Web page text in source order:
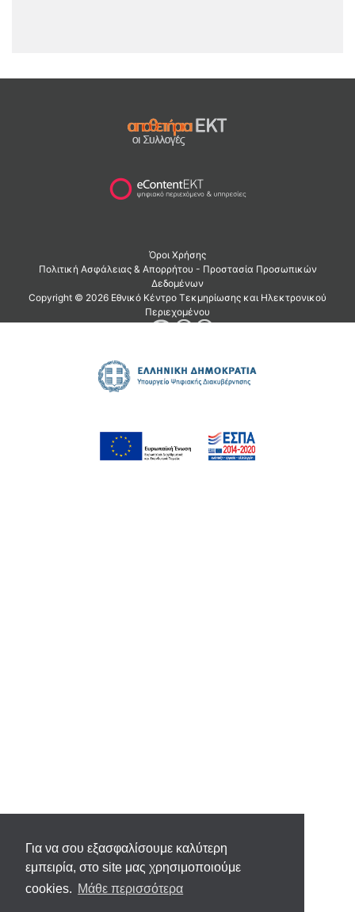
Για να σου εξασφαλίσουμε καλύτερη
εμπειρία, στο site μας χρησιμοποιούμε
cookies. Μάθε περισσότερα